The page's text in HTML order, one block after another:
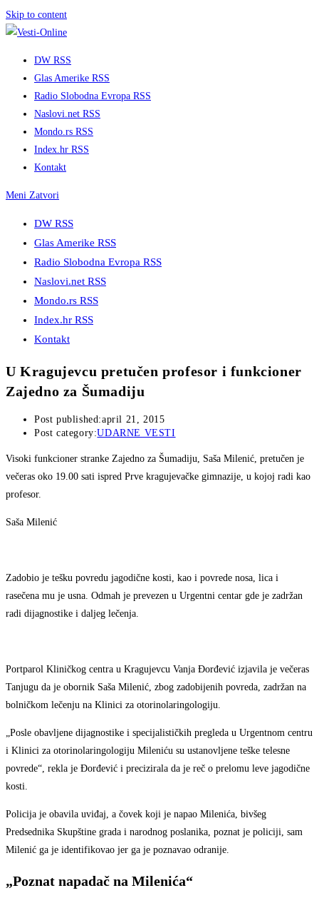
Skip to content
DW RSS
Glas Amerike RSS
Radio Slobodna Evropa RSS
Naslovi.net RSS
Mondo.rs RSS
Index.hr RSS
Kontakt
Meni Zatvori
DW RSS
Glas Amerike RSS
Radio Slobodna Evropa RSS
Naslovi.net RSS
Mondo.rs RSS
Index.hr RSS
Kontakt
U Kragujevcu pretučen profesor i funkcioner
Zajedno za Šumadiju
Post published:april 21, 2015
Post category:UDARNE VESTI
Visoki funkcioner stranke Zajedno za Šumadiju, Saša Milenić, pretučen je
večeras oko 19.00 sati ispred Prve kragujevačke gimnazije, u kojoj radi kao
profesor.
Saša Milenić
Zadobio je tešku povredu jagodične kosti, kao i povrede nosa, lica i
rasečena mu je usna. Odmah je prevezen u Urgentni centar gde je zadržan
radi dijagnostike i daljeg lečenja.
Portparol Kliničkog centra u Kragujevcu Vanja Đorđević izjavila je večeras
Tanjugu da je obornik Saša Milenić, zbog zadobijenih povreda, zadržan na
bolničkom lečenju na Klinici za otorinolaringologiju.
„Posle obavljene dijagnostike i specijalističkih pregleda u Urgentnom centru
i Klinici za otorinolaringologiju Mileniću su ustanovljene teške telesne
povrede“, rekla je Đorđević i precizirala da je reč o prelomu leve jagodične
kosti.
Policija je obavila uviđaj, a čovek koji je napao Milenića, bivšeg
Predsednika Skupštine grada i narodnog poslanika, poznat je policiji, sam
Milenić ga je identifikovao jer ga je poznavao odranije.
„Poznat napadač na Milenića“